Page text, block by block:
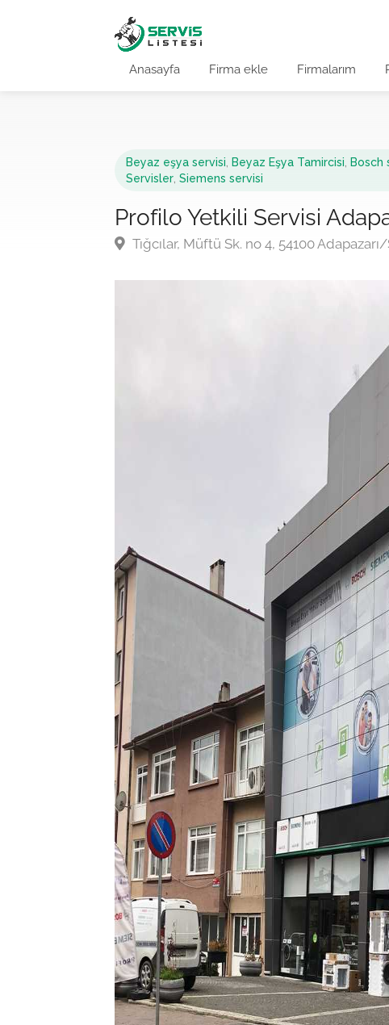
Anasayfa Firma ekle Firmalarım
Beyaz eşya servisi Beyaz Eşya Tamircisi Bosch
Servisler Siemens servisi
Profilo Yetkili Servisi
Tığcılar, Müftü Sk. no 4, 54100